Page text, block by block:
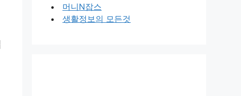
머니N잡스
생활정보의 모든것